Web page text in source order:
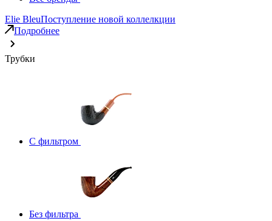
Elie BleuПоступление новой коллелкции
Подробнее
Трубки
С фильтром
Без фильтра